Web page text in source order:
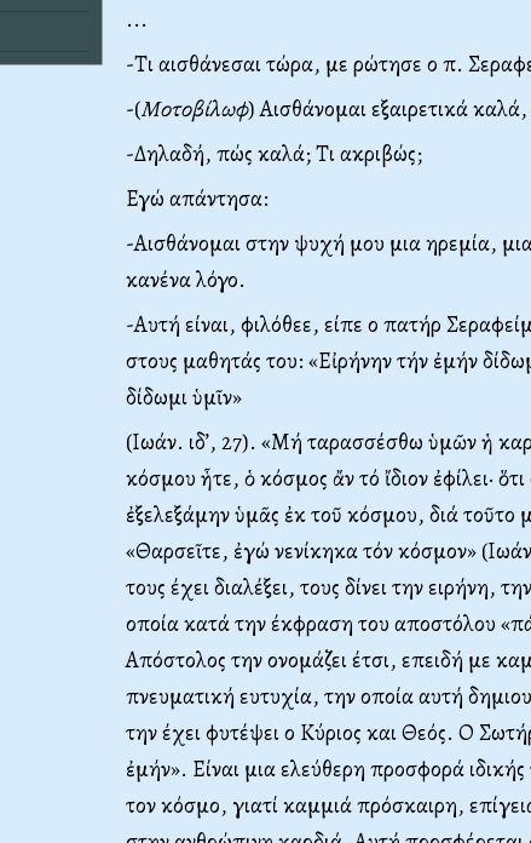
...
-Τι αισθάνεσαι τώρα, με ρώτησε ο π.
-(Μοτοβίλωφ) Αισθάνομαι εξαιρετικά
-Δηλαδή, πώς καλά; Τι ακριβώς;
Εγώ απάντησα:
-Αισθάνομαι στην ψυχή μου μια ηρεμία,
κανένα λόγο.
-Αυτή είναι, φιλόθεε, είπε ο πατήρ
στους μαθητάς του: «Εἰρήνην τήν ἐμήν
δίδωμι ὑμῖν»
(Ιωάν. ιδ’, 27). «Μή ταρασσέσθω ὑμῶν ἡ
κόσμου ἧτε, ὁ κόσμος ἄν τό ἴδιον ἐφίλει·
ἐξελεξάμην ὑμᾶς ἐκ τοῦ κόσμου, διά τοῦτο
«Θαρσεῖτε, ἐγώ νενίκηκα τόν κόσμον»
τους έχει διαλέξει, τους δίνει την ειρήνη,
οποία κατά την έκφραση του αποστόλου
Απόστολος την ονομάζει έτσι, επειδή με
πνευματική ευτυχία, την οποία αυτή
την έχει φυτέψει ο Κύριος και Θεός. Ο
ἐμήν». Είναι μια ελεύθερη προσφορά
τον κόσμο, γιατί καμμιά πρόσκαιρη,